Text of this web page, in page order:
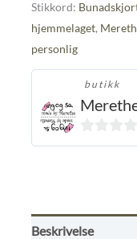
bunadskjorter
antall
Stikkord:
hjemmelaget,
personlig
butikk
0
Beskrivelse